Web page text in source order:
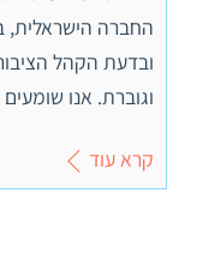
החברה
ובדעת הקהל
וגוברת. אנו
קרא עוד